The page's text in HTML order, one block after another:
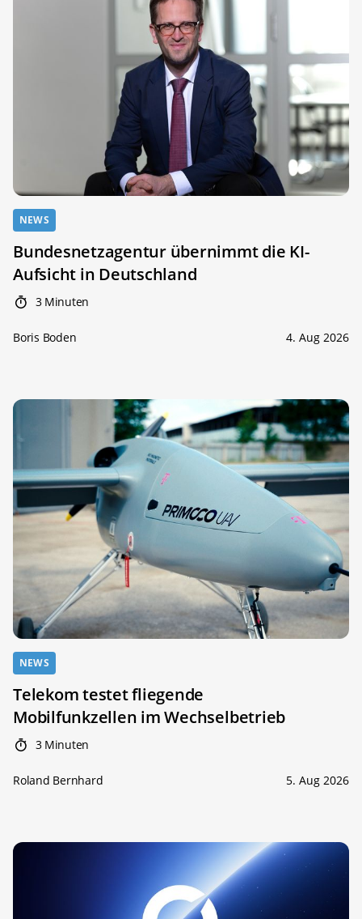
NEWS
Bundesnetzagentur übernimmt die KI-
Aufsicht in Deutschland
3 Minuten
Boris Boden 4. Aug 2026
NEWS
Telekom testet fliegende
Mobilfunkzellen im Wechselbetrieb
3 Minuten
Roland Bernhard 5. Aug 2026